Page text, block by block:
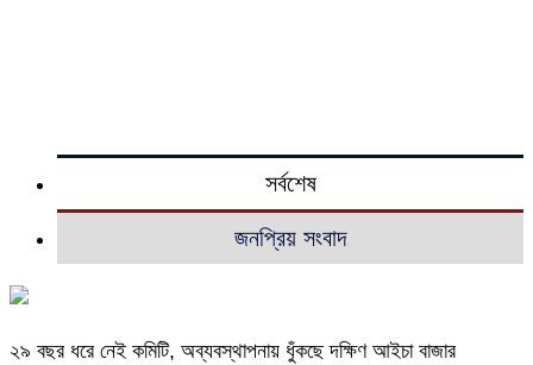
সর্বশেষ
জনপ্রিয় সংবাদ
২৯ বছর ধরে নেই কমিটি, অব্যবস্থাপনায় ধুঁকছে দক্ষিণ আইচা বাজার